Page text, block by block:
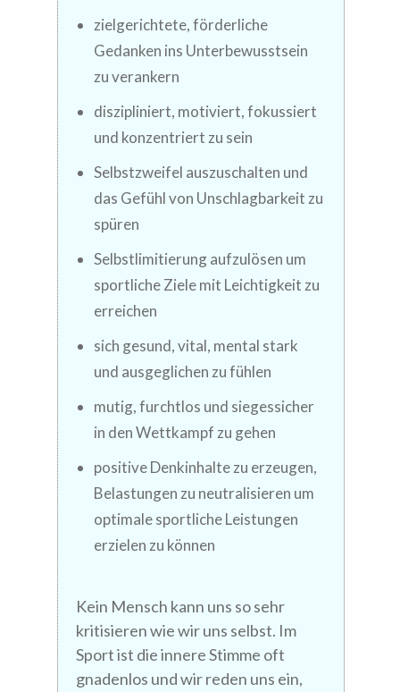
zielgerichtete, förderliche
Gedanken ins Unterbewusstsein
zu verankern
diszipliniert, motiviert, fokussiert
und konzentriert zu sein
Selbstzweifel auszuschalten und
das Gefühl von Unschlagbarkeit zu
spüren
Selbstlimitierung aufzulösen um
sportliche Ziele mit Leichtigkeit zu
erreichen
sich gesund, vital, mental stark
und ausgeglichen zu fühlen
mutig, furchtlos und siegessicher
in den Wettkampf zu gehen
positive Denkinhalte zu erzeugen,
Belastungen zu neutralisieren um
optimale sportliche Leistungen
erzielen zu können
Kein Mensch kann uns so sehr
kritisieren wie wir uns selbst. Im
Sport ist die innere Stimme oft
gnadenlos und wir reden uns ein,